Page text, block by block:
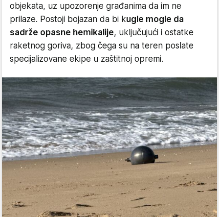
objekata, uz upozorenje građanima da im ne
prilaze. Postoji bojazan da bi kugle mogle da
sadrže opasne hemikalije, uključujući i ostatke
raketnog goriva, zbog čega su na teren poslate
specijalizovane ekipe u zaštitnoj opremi.